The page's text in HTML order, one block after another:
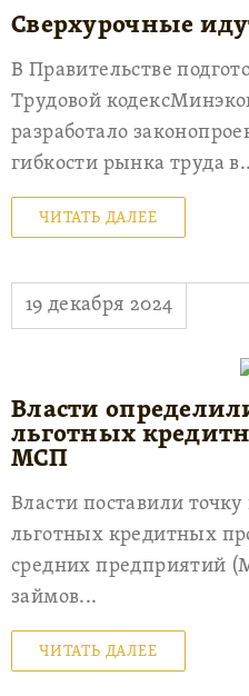
Сверхурочные
В Правительстве
Трудовой
разработало
гибкости рынка труда
ЧИТАТЬ ДАЛЕЕ
19 декабря 2024
Власти
льготных
МСП
Власти поставили
льготных кредитных
средних предприятий
займов...
ЧИТАТЬ ДАЛЕЕ